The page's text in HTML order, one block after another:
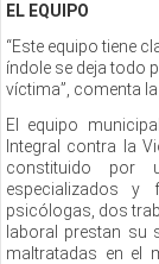
EL EQUIPO
“Este equipo tiene
índole se deja todo
víctima”, comenta
El equipo
Integral contra la
constituido por
especializados
psicólogas, dos
laboral prestan su
maltratadas en el